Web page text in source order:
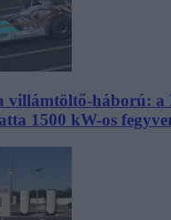
villámtöltő-háború: a
1500 kW-os